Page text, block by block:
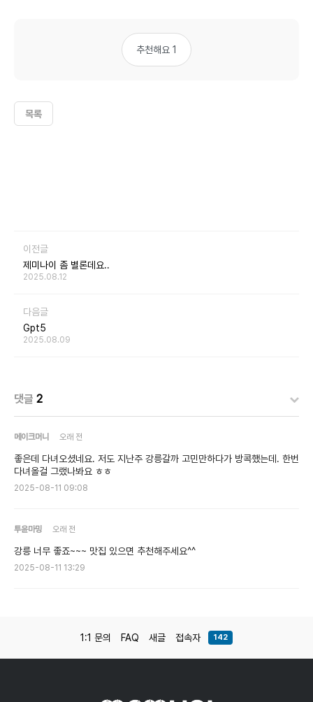
추천해요 1
목록
이전글
제미나이 좀 별론데요..
2025.08.12
다음글
Gpt5
2025.08.09
댓글 2
메이크머니 오래 전
좋은데 다녀오셨네요. 저도 지난주 강릉갈까 고민만하다가 방콕했는데. 한번
다녀올걸 그랬나봐요 ㅎㅎ
2025-08-11 09:08
투윤마밍 오래 전
강릉 너무 좋죠~~~ 맛집 있으면 추천해주세요^^
2025-08-11 13:29
1:1 문의 FAQ 새글 접속자 142